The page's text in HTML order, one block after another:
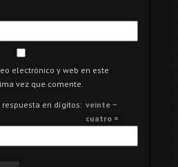
electrónico y web en este
vez que comente.
respuesta en dígitos: veinte −
cuatro =